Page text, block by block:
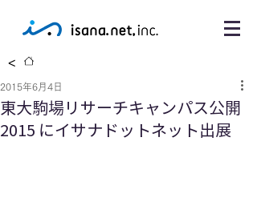
<
東大駒場リサーチキャンパス公開
2015 にイサナドットネット出展
2015年6月4日